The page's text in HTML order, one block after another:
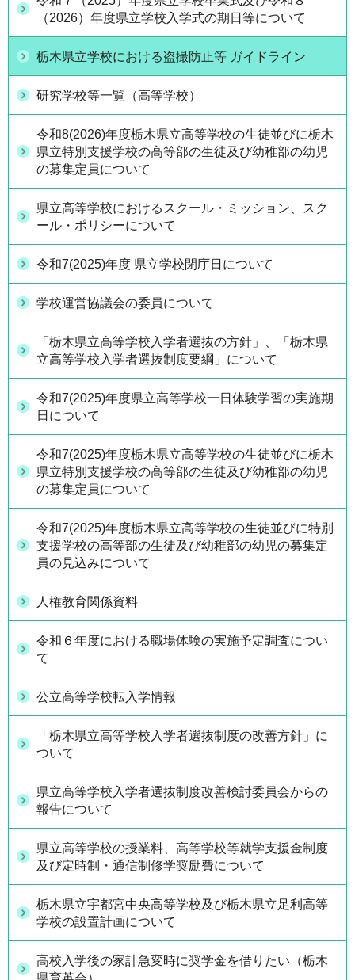
（2026）年度県立学校入学式の期日等について
栃木県立学校における盗撮防止等 ガイドライン
研究学校等一覧（高等学校）
令和8(2026)年度栃木県立高等学校の生徒並びに栃木
県立特別支援学校の高等部の生徒及び幼稚部の幼児
の募集定員について
県立高等学校におけるスクール・ミッション、スク
ール・ポリシーについて
令和7(2025)年度 県立学校閉庁日について
学校運営協議会の委員について
「栃木県立高等学校入学者選抜の方針」、「栃木県
立高等学校入学者選抜制度要綱」について
令和7(2025)年度県立高等学校一日体験学習の実施期
日について
令和7(2025)年度栃木県立高等学校の生徒並びに栃木
県立特別支援学校の高等部の生徒及び幼稚部の幼児
の募集定員について
令和7(2025)年度栃木県立高等学校の生徒並びに特別
支援学校の高等部の生徒及び幼稚部の幼児の募集定
員の見込みについて
人権教育関係資料
令和６年度における職場体験の実施予定調査につい
て
公立高等学校転入学情報
「栃木県立高等学校入学者選抜制度の改善方針」に
ついて
県立高等学校入学者選抜制度改善検討委員会からの
報告について
県立高等学校の授業料、高等学校等就学支援金制度
及び定時制・通信制修学奨励費について
栃木県立宇都宮中央高等学校及び栃木県立足利高等
学校の設置計画について
高校入学後の家計急変時に奨学金を借りたい（栃木